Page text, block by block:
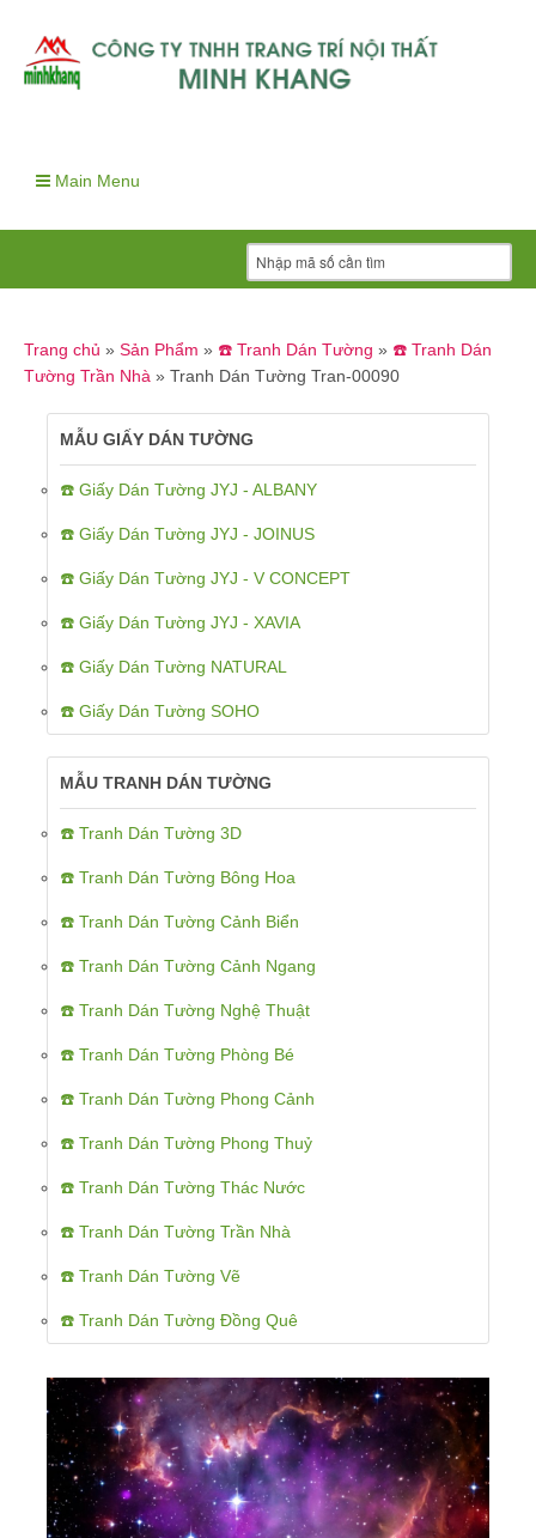
Main Menu
Trang chủ » Sản Phẩm » ☎️ Tranh Dán Tường » ☎️ Tranh Dán
Tường Trần Nhà » Tranh Dán Tường Tran-00090
MẪU GIẤY DÁN TƯỜNG
☎️ Giấy Dán Tường JYJ - ALBANY
☎️ Giấy Dán Tường JYJ - JOINUS
☎️ Giấy Dán Tường JYJ - V CONCEPT
☎️ Giấy Dán Tường JYJ - XAVIA
☎️ Giấy Dán Tường NATURAL
☎️ Giấy Dán Tường SOHO
MẪU TRANH DÁN TƯỜNG
☎️ Tranh Dán Tường 3D
☎️ Tranh Dán Tường Bông Hoa
☎️ Tranh Dán Tường Cảnh Biển
☎️ Tranh Dán Tường Cảnh Ngang
☎️ Tranh Dán Tường Nghệ Thuật
☎️ Tranh Dán Tường Phòng Bé
☎️ Tranh Dán Tường Phong Cảnh
☎️ Tranh Dán Tường Phong Thuỷ
☎️ Tranh Dán Tường Thác Nước
☎️ Tranh Dán Tường Trần Nhà
☎️ Tranh Dán Tường Vẽ
☎️ Tranh Dán Tường Đồng Quê